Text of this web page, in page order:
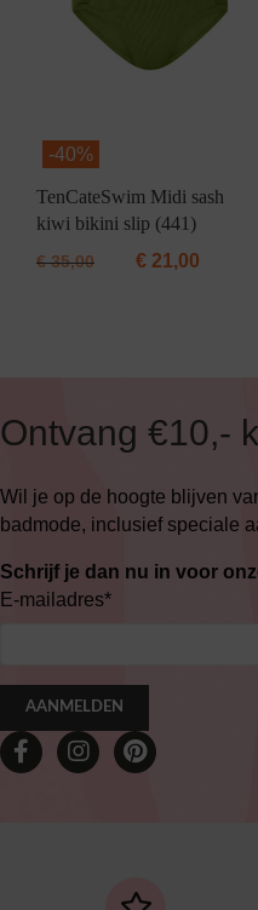
-40%
TenCateSwim Midi sash
kiwi bikini slip (441)
€35,00 € 21,00
Ontvang €10,-
Wil je op de hoogte blijven
badmode, inclusief speciale
Schrijf je dan nu in voor
E-mailadres*
AANMELDEN